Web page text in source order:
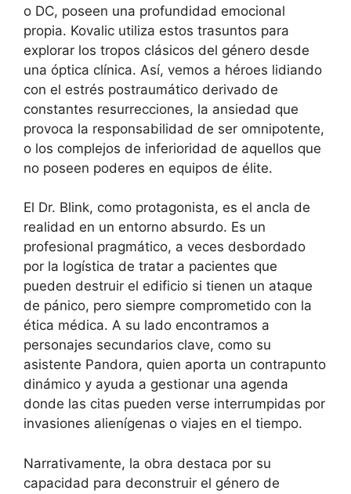
o DC, poseen una profundidad emocional
propia. Kovalic utiliza estos trasuntos para
explorar los tropos clásicos del género desde
una óptica clínica. Así, vemos a héroes lidiando
con el estrés postraumático derivado de
constantes resurrecciones, la ansiedad que
provoca la responsabilidad de ser omnipotente,
o los complejos de inferioridad de aquellos que
no poseen poderes en equipos de élite.
El Dr. Blink, como protagonista, es el ancla de
realidad en un entorno absurdo. Es un
profesional pragmático, a veces desbordado
por la logística de tratar a pacientes que
pueden destruir el edificio si tienen un ataque
de pánico, pero siempre comprometido con la
ética médica. A su lado encontramos a
personajes secundarios clave, como su
asistente Pandora, quien aporta un contrapunto
dinámico y ayuda a gestionar una agenda
donde las citas pueden verse interrumpidas por
invasiones alienígenas o viajes en el tiempo.
Narrativamente, la obra destaca por su
capacidad para deconstruir el género de